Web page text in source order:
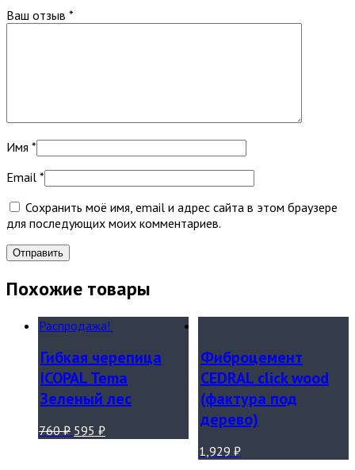
Ваш отзыв *
Имя *
Email *
Сохранить моё имя, email и адрес сайта в этом браузере
для последующих моих комментариев.
Похожие товары
Распродажа!
Гибкая черепица
ICOPAL Tema
Зеленый лес
760₽ 595 ₽
Фиброцемент
CEDRAL click wood
(фактура под
дерево)
1,929 ₽